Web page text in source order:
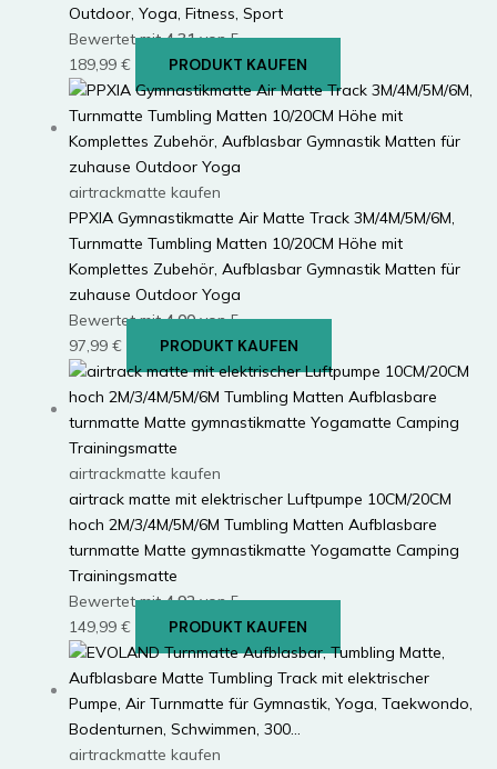
Outdoor, Yoga, Fitness, Sport
Bewertet mit4.31von 5
189,99 € PRODUKT KAUFEN
airtrackmatte kaufen
PPXIA Gymnastikmatte Air Matte Track 3M/4M/5M/6M,
Turnmatte Tumbling Matten 10/20CM Höhe mit
Komplettes Zubehör, Aufblasbar Gymnastik Matten für
zuhause Outdoor Yoga
Bewertet mit4.00von 5
97,99 € PRODUKT KAUFEN
airtrackmatte kaufen
airtrack matte mit elektrischer Luftpumpe 10CM/20CM
hoch 2M/3/4M/5M/6M Tumbling Matten Aufblasbare
turnmatte Matte gymnastikmatte Yogamatte Camping
Trainingsmatte
Bewertet mit4.92von 5
149,99 € PRODUKT KAUFEN
airtrackmatte kaufen